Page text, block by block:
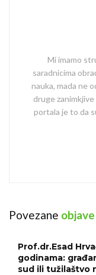
Mi imamo
saradnicima
nauka, mada ne
druge
portala je to da
Povezane objave
Prof.dr.Esad
godinama:
sud ili tužilaštvo